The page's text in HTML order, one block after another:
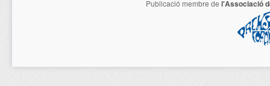
Publicació membre de l'Associació